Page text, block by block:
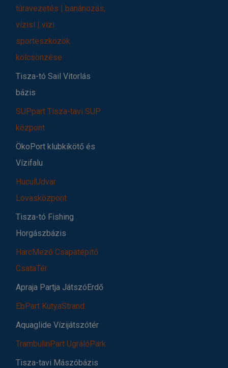
túravezetés | banánozás,
vízisí | vízi
sporteszközök
kölcsönzése
Tisza-tó Sail Vitorlás
bázis
SUPpart Tisza-tavi SUP
központ
ÖkoPort klubkikötő és
Vízifalu
HuculUdvar
Lovasközpont
Tisza-tó Fishing
Horgászbázis
HarcMező Csapatépítő
CsataTér
Apraja Partja JátszóErdő
EbPart KutyaStrand
Aquaglide Vízijátszótér
TrambulinPart UgrálóPark
Tisza-tavi Mászóbázis